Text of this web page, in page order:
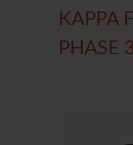
KAPPA
PHASE